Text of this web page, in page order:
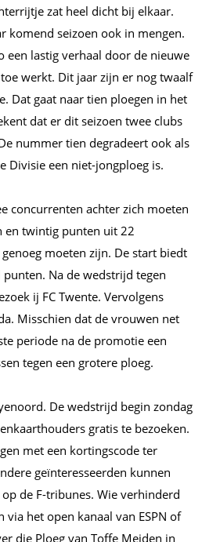
zat heel dicht bij elkaar.
komend seizoen ook in mengen.
een lastig verhaal door de nieuwe
werkt. Dit jaar zijn er nog twaalf
Dat gaat naar tien ploegen in het
dat er dit seizoen twee clubs
nummer tien degradeert ook als
Divisie een niet-jongploeg is.
concurrenten achter zich moeten
en twintig punten uit 22
moeten zijn. De start biedt
Na de wedstrijd tegen
ij FC Twente. Vervolgens
Misschien dat de vrouwen net
periode na de promotie een
tegen een grotere ploeg.
De wedstrijd begin zondag
gratis te bezoeken.
met een kortingscode ter
geïnteresseerden kunnen
de F-tribunes. Wie verhinderd
het open kanaal van ESPN of
die Ploeg van Toffe Meiden in